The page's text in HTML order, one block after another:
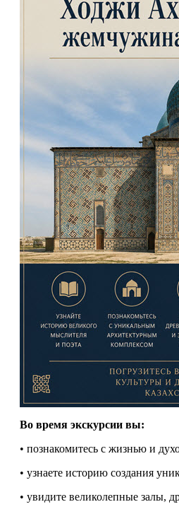
Во время экскурсии вы:
• познакомитесь с жизнью и
• узнаете историю создания
• увидите великолепные залы,